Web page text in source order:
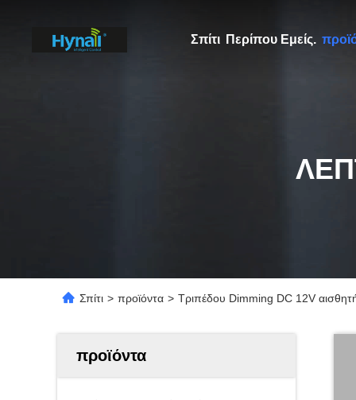
Σπίτι Περίπου Εμείς.
Σπίτι > προϊόντα > Τριπέδου Dimming DC 12V
προϊόντα